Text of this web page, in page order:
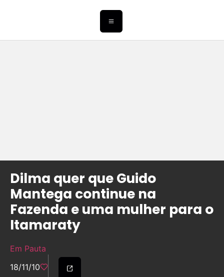
Dilma quer que Guido
Mantega continue na
Fazenda e uma mulher para o
Itamaraty
Em Pauta
18/11/10